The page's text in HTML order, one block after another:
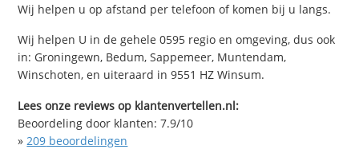
Wij helpen u op afstand per telefoon of komen bij u langs.
Wij helpen U in de gehele 0595 regio en omgeving, dus ook
in: Groningewn, Bedum, Sappemeer, Muntendam,
Winschoten, en uiteraard in 9551 HZ Winsum.
Lees onze reviews op klantenvertellen.nl:
Beoordeling door klanten:7.9/10
»209 beoordelingen